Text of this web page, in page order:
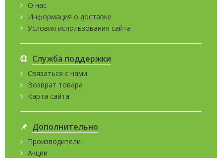
О нас
Информация о доставке
Условия использования сайта
Служба поддержки
Связаться с нами
Возврат товара
Карта сайта
Дополнительно
Производители
Акции